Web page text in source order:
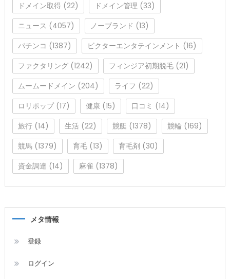
ドメイン取得(22) ドメイン管理(33)
ニュース (4057) ノーブランド (13)
パチンコ (1387) ビクターエンタテインメント (16)
ファクタリング(1242) フィンジア初期脱毛(21)
ムームードメイン (204) ライフ (22)
ロリポップ(17) 健康(15) 口コミ (14)
旅行(14) 生活(22) 競艇 (1378) 競輪 (169)
競馬(1379) 育毛(13) 育毛剤 (30)
資金調達 (14) 麻雀(1378)
メタ情報
登録
ログイン